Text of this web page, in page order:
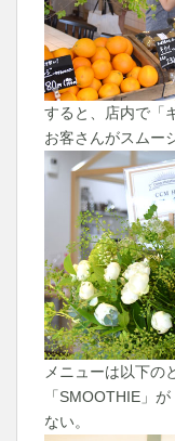
すると、店内で「
お客さんがスムー
メニューは以下の
「SMOOTHIE」
ない。